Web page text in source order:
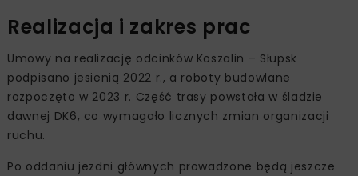
Realizacja i zakres prac
Umowy na realizację odcinków Koszalin – Słupsk
podpisano jesienią 2022 r., a roboty budowlane
rozpoczęto w 2023 r. Część trasy powstała w śladzie
dawnej DK6, co wymagało licznych zmian organizacji
ruchu.
Po oddaniu jezdni głównych prowadzone będą jeszcze